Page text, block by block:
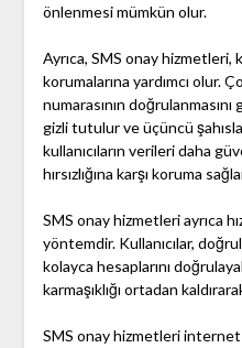
önlenmesi mümkün olur.
Ayrıca, SMS onay hizmetleri,
korumalarına yardımcı olur.
numarasının
gizli tutulur ve üçüncü
kullanıcıların verileri daha
hırsızlığına karşı koruma
SMS onay hizmetleri ayrıca
yöntemdir. Kullanıcılar,
kolayca hesaplarını
karmaşıklığı ortadan
SMS onay hizmetleri